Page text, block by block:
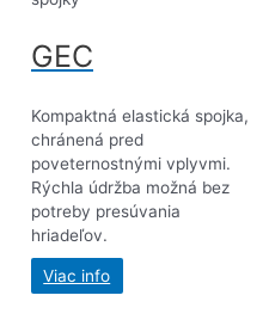
GEC
Kompaktná elastická spojka,
chránená pred
poveternostnými vplyvmi.
Rýchla údržba možná bez
potreby presúvania
hriadeľov.
Viac info